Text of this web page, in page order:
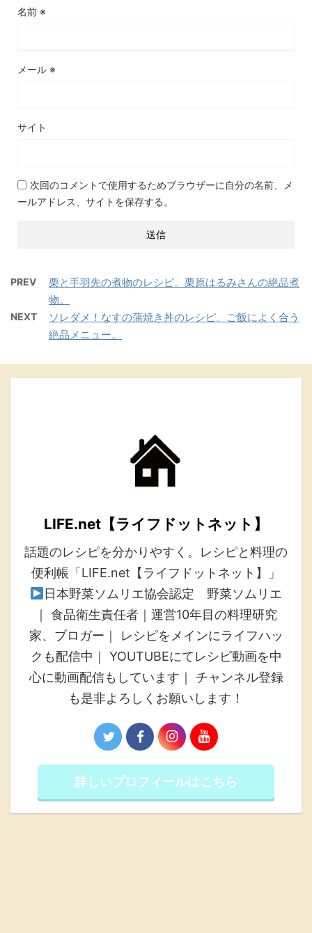
名前 ※
メール ※
サイト
次回のコメントで使用するためブラウザーに自分の名前、メ
ールアドレス、サイトを保存する。
PREV
栗と手羽先の煮物のレシピ。栗原はるみさんの絶品煮
物。
NEXT
ソレダメ！なすの蒲焼き丼のレシピ。ご飯によく合う
絶品メニュー。
LIFE.net【ライフドットネット】
話題のレシピを分かりやすく。レシピと料理の
便利帳「LIFE.net【ライフドットネット】」
日本野菜ソムリエ協会認定 野菜ソムリエ
｜ 食品衛生責任者｜運営10年目の料理研究
家、ブロガー｜ レシピをメインにライフハッ
クも配信中｜ YOUTUBEにてレシピ動画を中
心に動画配信もしています｜ チャンネル登録
も是非よろしくお願いします！
詳しいプロフィールはこちら